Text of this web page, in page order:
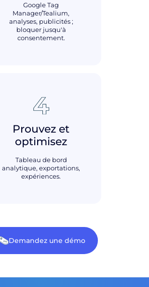
Google Tag
Manager/Tealium,
analyses, publicités ;
bloquer jusqu'à
consentement.
Prouvez et
optimisez
Tableau de bord
analytique, exportations,
expériences.
Demandez une démo